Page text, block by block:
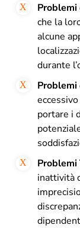
Problemi
che la
alcune
durante
portare i
Problemi
inattività